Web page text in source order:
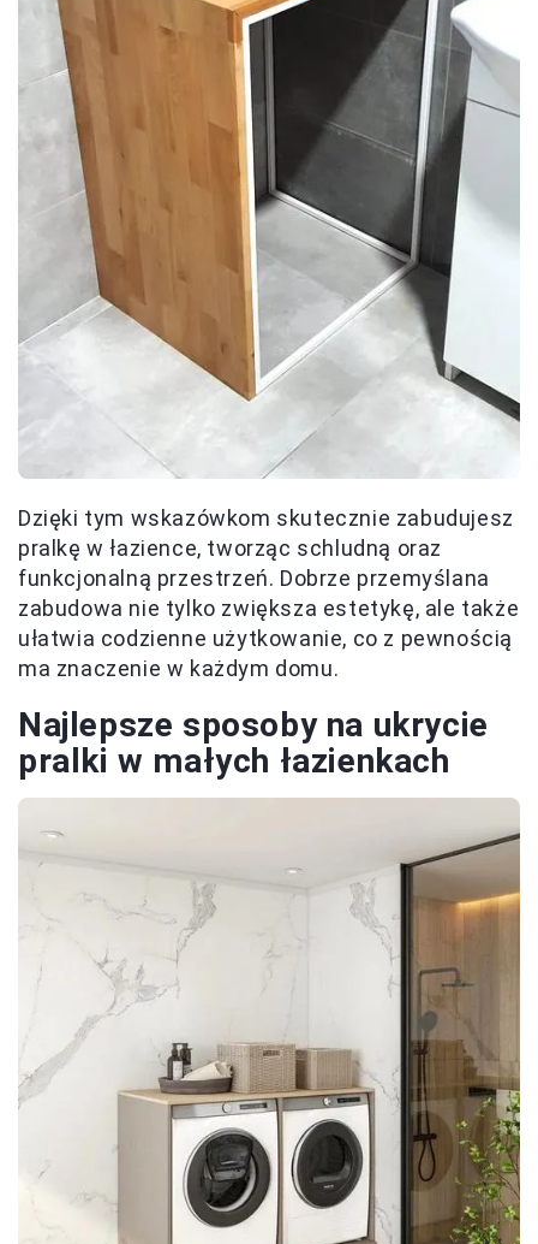
Dzięki tym wskazówkom skutecznie zabudujesz
pralkę w łazience, tworząc schludną oraz
funkcjonalną przestrzeń. Dobrze przemyślana
zabudowa nie tylko zwiększa estetykę, ale także
ułatwia codzienne użytkowanie, co z pewnością
ma znaczenie w każdym domu.
Najlepsze sposoby na ukrycie
pralki w małych łazienkach